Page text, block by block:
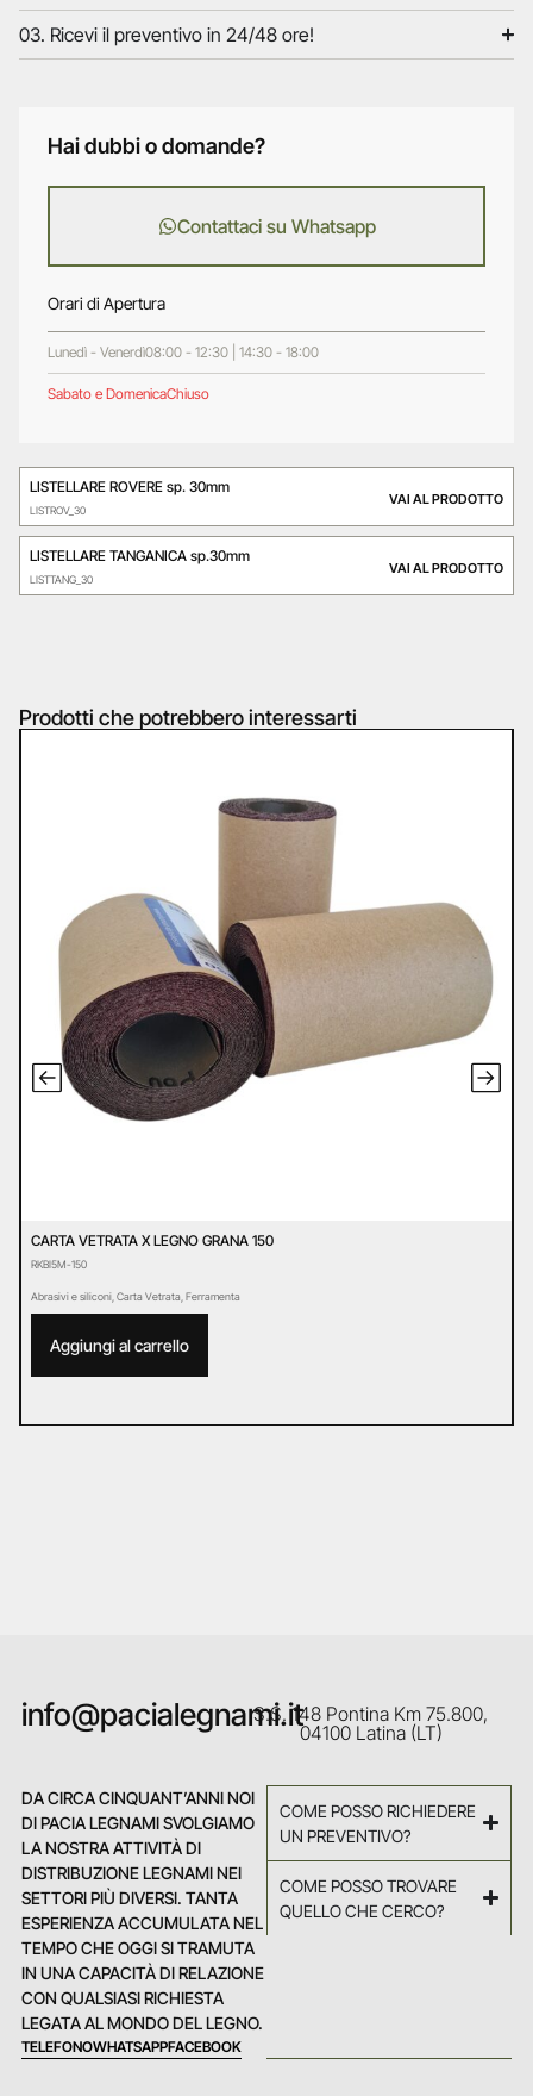
03. Ricevi il preventivo in 24/48 ore!
Hai dubbi o domande?
Contattaci su Whatsapp
Orari di Apertura
Lunedì - Venerdì08:00 - 12:30 | 14:30 - 18:00
Sabato e DomenicaChiuso
LISTELLARE ROVERE sp. 30mm
LISTROV_30
VAI AL PRODOTTO
LISTELLARE TANGANICA sp.30mm
LISTTANG_30
VAI AL PRODOTTO
Prodotti che potrebbero interessarti
CARTA VETRATA X LEGNO GRANA 150
RKBI5M-150
Abrasivi e siliconi Carta Vetrata Ferramenta
Aggiungi al carrello
info@pacialegnami.itS.S. 148 Pontina Km 75.800,
04100 Latina (LT)
DA CIRCA CINQUANT’ANNI NOI
DI PACIA LEGNAMI SVOLGIAMO
LA NOSTRA ATTIVITÀ DI
DISTRIBUZIONE LEGNAMI NEI
SETTORI PIÙ DIVERSI. TANTA
ESPERIENZA ACCUMULATA NEL
TEMPO CHE OGGI SI TRAMUTA
IN UNA CAPACITÀ DI RELAZIONE
CON QUALSIASI RICHIESTA
LEGATA AL MONDO DEL LEGNO.
TELEFONOWHATSAPPFACEBOOK
COME POSSO RICHIEDERE
UN PREVENTIVO?
COME POSSO TROVARE
QUELLO CHE CERCO?